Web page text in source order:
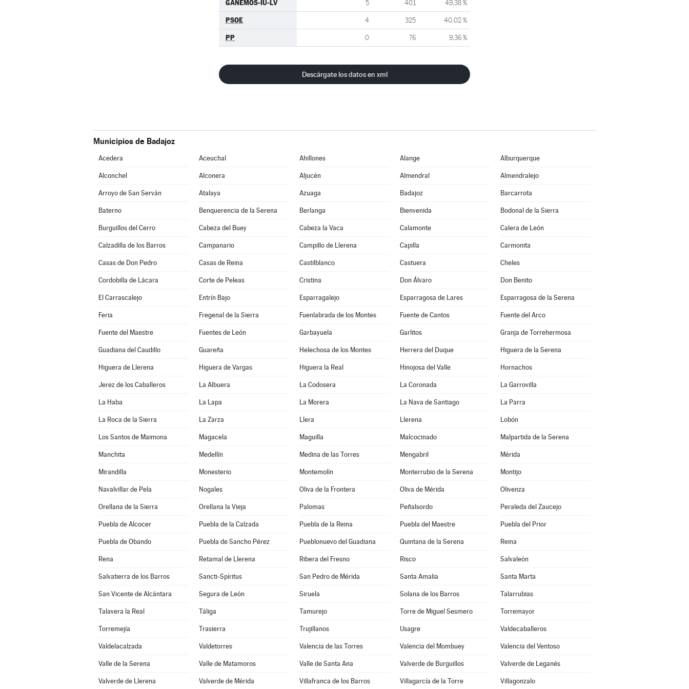
GANEMOS-IU-LV 5 401 49,38 %
PSOE 4 325 40,02 %
PP 0 76 9,36 %
Descárgate los datos en xml
Municipios de Badajoz
Acedera Aceuchal Ahillones Alange Alburquerque
Alconchel Alconera Aljucén Almendral Almendralejo
Arroyo de San Serván Atalaya Azuaga Badajoz Barcarrota
Baterno Benquerencia de la Serena Berlanga Bienvenida Bodonal de la Sierra
Burguillos del Cerro Cabeza del Buey Cabeza la Vaca Calamonte Calera de León
Calzadilla de los Barros Campanario Campillo de Llerena Capilla Carmonita
Casas de Don Pedro Casas de Reina Castilblanco Castuera Cheles
Cordobilla de Lácara Corte de Peleas Cristina Don Álvaro Don Benito
El Carrascalejo Entrín Bajo Esparragalejo Esparragosa de Lares Esparragosa de la Serena
Feria Fregenal de la Sierra Fuenlabrada de los Montes Fuente de Cantos Fuente del Arco
Fuente del Maestre Fuentes de León Garbayuela Garlitos Granja de Torrehermosa
Guadiana del Caudillo Guareña Helechosa de los Montes Herrera del Duque Higuera de la Serena
Higuera de Llerena Higuera de Vargas Higuera la Real Hinojosa del Valle Hornachos
Jerez de los Caballeros La Albuera La Codosera La Coronada La Garrovilla
La Haba La Lapa La Morera La Nava de Santiago La Parra
La Roca de la Sierra La Zarza Llera Llerena Lobón
Los Santos de Maimona Magacela Maguilla Malcocinado Malpartida de la Serena
Manchita Medellín Medina de las Torres Mengabril Mérida
Mirandilla Monesterio Montemolín Monterrubio de la Serena Montijo
Navalvillar de Pela Nogales Oliva de la Frontera Oliva de Mérida Olivenza
Orellana de la Sierra Orellana la Vieja Palomas Peñalsordo Peraleda del Zaucejo
Puebla de Alcocer Puebla de la Calzada Puebla de la Reina Puebla del Maestre Puebla del Prior
Puebla de Obando Puebla de Sancho Pérez Pueblonuevo del Guadiana Quintana de la Serena Reina
Rena Retamal de Llerena Ribera del Fresno Risco Salvaleón
Salvatierra de los Barros Sancti-Spíritus San Pedro de Mérida Santa Amalia Santa Marta
San Vicente de Alcántara Segura de León Siruela Solana de los Barros Talarrubias
Talavera la Real Táliga Tamurejo Torre de Miguel Sesmero Torremayor
Torremejía Trasierra Trujillanos Usagre Valdecaballeros
Valdelacalzada Valdetorres Valencia de las Torres Valencia del Mombuey Valencia del Ventoso
Valle de la Serena Valle de Matamoros Valle de Santa Ana Valverde de Burguillos Valverde de Leganés
Valverde de Llerena Valverde de Mérida Villafranca de los Barros Villagarcía de la Torre Villagonzalo